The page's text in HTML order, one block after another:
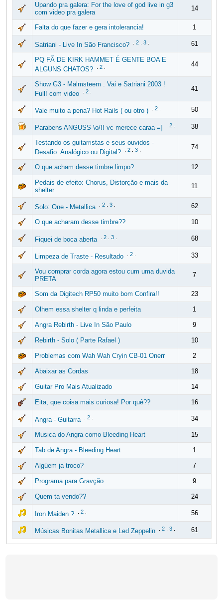
Upando pra galera: For the love of god live in g3
com video pra galera
14
Falta do que fazer e gera intolerancia! 1
Satriani - Live In São Francisco? 2. 3. 61
PQ FÃ DE KIRK HAMMET É GENTE BOA E
ALGUNS CHATOS?
2. 44
Show G3 - Malmsteem . Vai e Satriani 2003 !
Full! com video
2. 41
Vale muito a pena? Hot Rails ( ou otro ) 2. 50
Parabens ANGUSS \o/!! vc merece caraa =] 2. 38
Testando os guitarristas e seus ouvidos -
Desafio: Analógico ou Digital?
2. 3. 74
O que acham desse timbre limpo? 12
Pedais de efeito: Chorus, Distorção e mais da
shelter
11
Solo: One - Metallica 2. 3. 62
O que acharam desse timbre?? 10
Fiquei de boca aberta 2. 3. 68
Limpeza de Traste - Resultado 2. 33
Vou comprar corda agora estou cum uma duvida
PRETA
7
Som da Digitech RP50 muito bom Confira!! 23
Olhem essa shelter q linda e perfeita 1
Angra Rebirth - Live In São Paulo 9
Rebirth - Solo ( Parte Rafael ) 10
Problemas com Wah Wah Cryin CB-01 Onerr 2
Abaixar as Cordas 18
Guitar Pro Mais Atualizado 14
Eita, que coisa mais curiosa! Por quê?? 16
Angra - Guitarra 2. 34
Musica do Angra como Bleeding Heart 15
Tab de Angra - Bleeding Heart 1
Algúem ja troco? 7
Programa para Gravção 9
Quem ta vendo?? 24
Iron Maiden ? 2. 56
Músicas Bonitas Metallica e Led Zeppelin 2. 3. 61